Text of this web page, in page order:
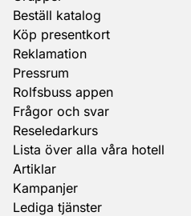
Beställ katalog
Köp presentkort
Reklamation
Pressrum
Rolfsbuss appen
Frågor och svar
Reseledarkurs
Lista över alla våra hotell
Artiklar
Kampanjer
Lediga tjänster